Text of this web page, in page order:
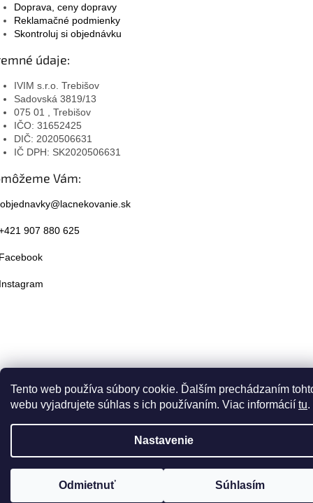
Tento web používa súbory cookie. Ďalším prechádzaním
webu vyjadrujete súhlas s ich používaním. Viac informácií tu.
Nastavenie
Odmietnuť Súhlasím
Doprava, ceny dopravy
Reklamačné podmienky
Skontroluj si objednávku
údaje:
IVIM s.r.o. Trebišov
Sadovská 3819/13
075 01 , Trebišov
IČO: 31652425
DIČ: 2020506631
IČ DPH: SK2020506631
Vám:
objednavky@lacnekovanie.sk
907 880 625